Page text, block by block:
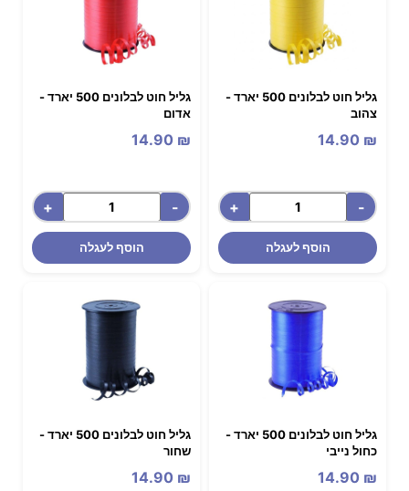
גליל חוט לבלונים 500 יארד -
צהוב
14.90 ₪
-
+
הוסף לעגלה
גליל חוט לבלונים 500 יארד -
אדום
14.90 ₪
-
+
הוסף לעגלה
גליל חוט לבלונים 500 יארד -
כחול נייבי
14.90 ₪
גליל חוט לבלונים 500 יארד -
שחור
14.90 ₪